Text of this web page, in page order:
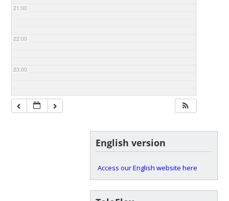
21:00
22:00
23:00
English version
Access our English website here